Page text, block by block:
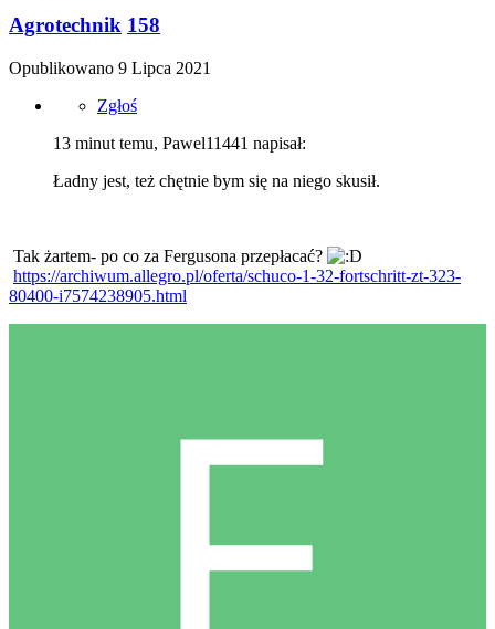
Agrotechnik 158
Opublikowano 9 Lipca 2021
Zgłoś
13 minut temu, Pawel11441 napisał:
Ładny jest, też chętnie bym się na niego skusił.
Tak żartem- po co za Fergusona przepłacać?
https://archiwum.allegro.pl/oferta/schuco-1-32-fortschritt-zt-323-
80400-i7574238905.html